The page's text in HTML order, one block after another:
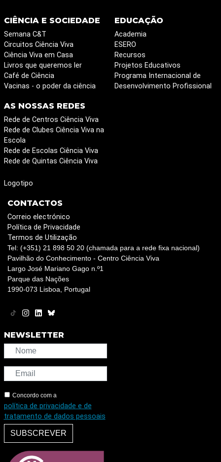
CIÊNCIA E SOCIEDADE
Semana C&T
Circuitos Ciência Viva
Ciência Viva em Casa
Livros que queremos ler
Café de Ciência
Vacinas - o poder da ciência
EDUCAÇÃO
Academia
ESERO
Recursos
Projetos Educativos
Programa Internacional de
Desenvolvimento Profissional
AS NOSSAS REDES
Rede de Centros Ciência Viva
Rede de Clubes Ciência Viva na
Escola
Rede de Escolas Ciência Viva
Rede de Quintas Ciência Viva
Logotipo
CONTACTOS
Correio electrónico
Política de Privacidade
Termos de Utilização
Tel: (+351) 21 898 50 20 (chamada para a rede fixa nacional)
Pavilhão do Conhecimento - Centro Ciência Viva
Largo José Mariano Gago n.º1
Parque das Nações
1990-073 Lisboa, Portugal
NEWSLETTER
Concordo com a
política de privacidade e de
tratamento de dados pessoais
SUBSCREVER